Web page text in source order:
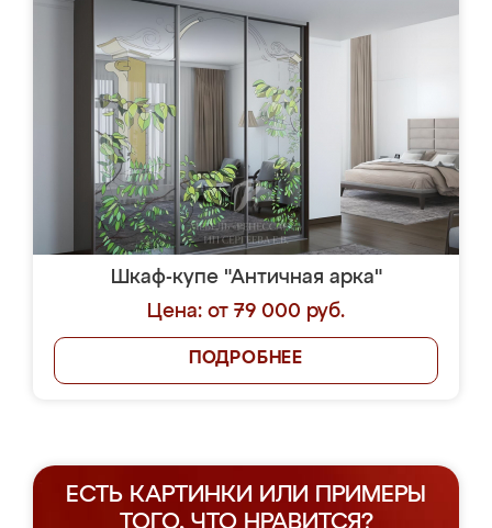
Шкаф-купе "Античная арка"
Цена: от 79 000 руб.
ПОДРОБНЕЕ
ЕСТЬ КАРТИНКИ ИЛИ ПРИМЕРЫ
ТОГО, ЧТО НРАВИТСЯ?